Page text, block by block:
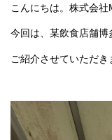
足場組み立て・解体工
プライバシーポリシー
こんにちは。株式会社
今回は、某飲食店舗
ご紹介させていただき